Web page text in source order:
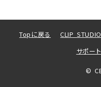
Topに戻る CLIP
サポート
©